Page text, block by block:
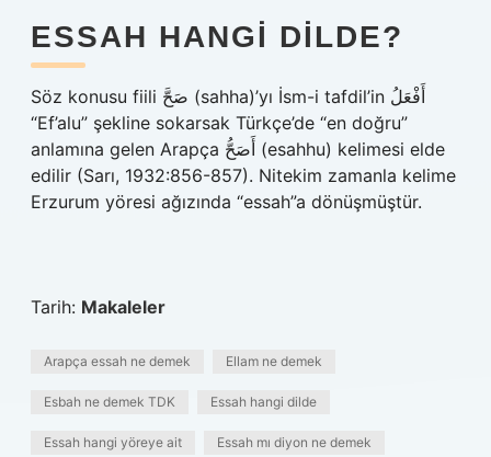
ESSAH HANGI DILDE?
Söz konusu fiili صَحَّ (sahha)’yı İsm-i tafdil’in أَفْعَلُ
“Ef’alu” şekline sokarsak Türkçe’de “en doğru”
anlamına gelen Arapça أَصَحُّ (esahhu) kelimesi elde
edilir (Sarı, 1932:856-857). Nitekim zamanla kelime
Erzurum yöresi ağızında “essah”a dönüşmüştür.
Tarih: Makaleler
Arapça essah ne demek Ellam ne demek
Esbah ne demek TDK Essah hangi dilde
Essah hangi yöreye ait Essah mı diyon ne demek